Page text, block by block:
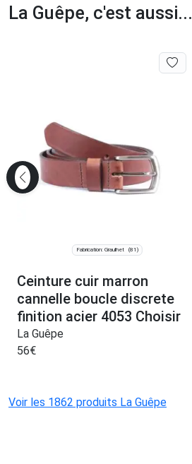
La Guêpe, c'est aussi...
Fabrication: Graulhet (81)
Ceinture cuir marron
cannelle boucle discrete
finition acier 4053 Choisir
La Guêpe
56€
Voir les 1862 produits La Guêpe